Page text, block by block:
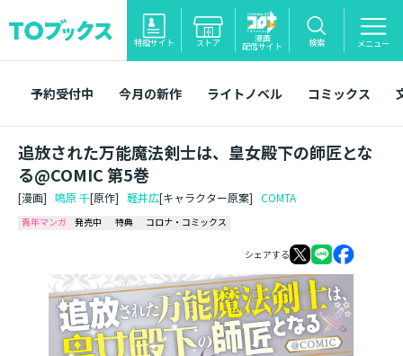
特設サイト ストア 漫画
配信サイト 検索 メニュー
予約受付中 今月の新作 ライトノベル コミックス
追放された万能魔法剣士は、皇女殿下の師匠とな
る@COMIC 第5巻
[漫画] 鳴原 千[原作] 軽井広[キャラクター原案] COMTA
青年マンガ 発売中 特典 コロナ・コミックス
シェアする